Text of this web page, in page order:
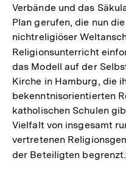
Verbände und das
Plan gerufen, die nun
nichtreligiöser
Religionsunterricht
das Modell auf der
Kirche in Hamburg, die
bekenntnisorientierten
katholischen Schulen
Vielfalt von insgesamt
vertretenen
der Beteiligten begrenzt.